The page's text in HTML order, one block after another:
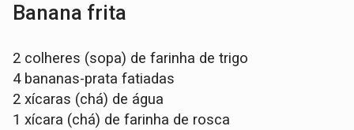
Banana frita
2 colheres (sopa) de farinha de trigo
4 bananas-prata fatiadas
2 xícaras (chá) de água
1 xícara (chá) de farinha de rosca